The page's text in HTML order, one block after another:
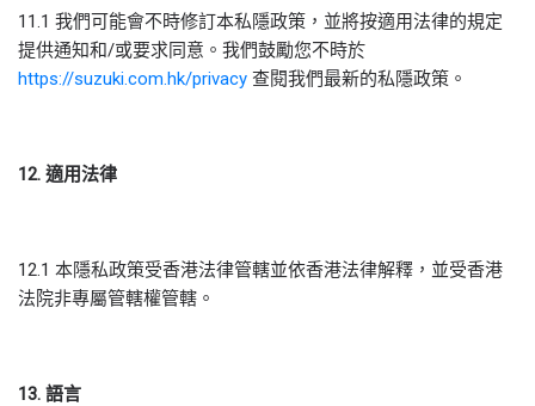
11.1 我們可能會不時修訂本私隱政策，並將按適用法律的規定
提供通知和/或要求同意。我們鼓勵您不時於
https://suzuki.com.hk/privacy 查閱我們最新的私隱政策。
12. 適用法律
12.1 本隱私政策受香港法律管轄並依香港法律解釋，並受香港
法院非專屬管轄權管轄。
13. 語言